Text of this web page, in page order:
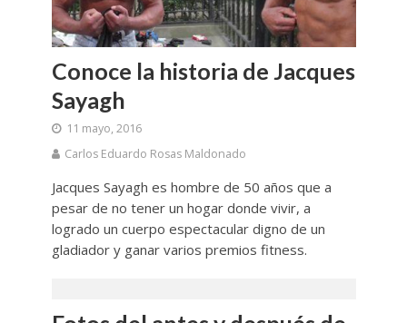
Conoce la historia de Jacques
Sayagh
11 mayo, 2016
Carlos Eduardo Rosas Maldonado
Jacques Sayagh es hombre de 50 años que a
pesar de no tener un hogar donde vivir, a
logrado un cuerpo espectacular digno de un
gladiador y ganar varios premios fitness.